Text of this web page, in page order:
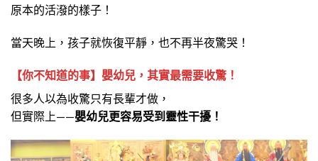
原本的活潑的樣子！
當天晚上，孩子就恢復平靜，也不再半夜驚哭！
【你不知道的事】嬰幼兒，其實最需要收驚！
很多人以為收驚只有長輩才做，
但實際上——嬰幼兒更容易受到靈性干擾！